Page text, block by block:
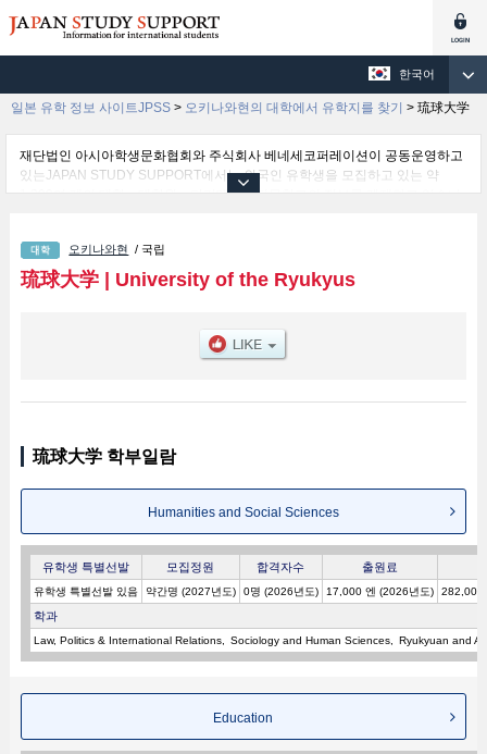
한국어
일본 유학 정보 사이트JPSS > 오키나와현의 대학에서 유학지를 찾기 > 琉球大学
재단법인 아시아학생문화협회와 주식회사 베네세코퍼레이션이 공동운영하고
있는JAPAN STUDY SUPPORT에서는 외국인 유학생을 모집하고 있는 약
1,300여 개의 대학・대학원・단기대학・전문학교의 정보를 게재하고 있습니
Social Sciences 학부및Education 학부및Science 학부및Medicine 학부및
Engineering 학부및Agriculture 학부및Global and Regional Studies 학부 등
의 학부별 정보, 모집정원과 합격자수 등의 입시정보, 시설안내, 교통정보 등 외
오키나와현 / 국립
琉球大学| University of the Ryukyus
琉球大学 학부일람
Humanities and Social Sciences
유학생 특별선발 모집정원 합격자수 출원료
유학생 특별선발 있음 약간명 (2027년도) 0명 (2026년도) 17,000 엔 (2026년도) 282,000
학과
Law, Politics & International Relations Sociology and Human Sciences Ryukyuan and
Education